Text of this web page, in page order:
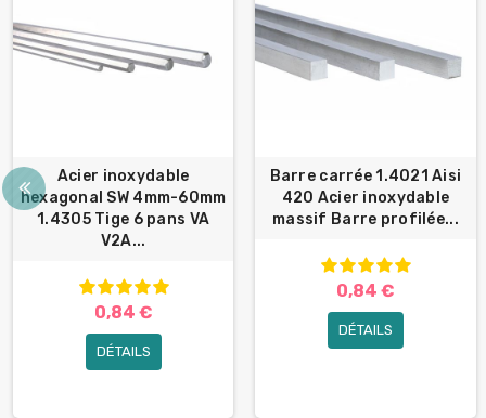
Acier inoxydable
hexagonal SW 4mm-60mm
1.4305 Tige 6 pans VA
V2A...
0,84 €
DÉTAILS
Barre carrée 1.4021 Aisi
420 Acier inoxydable
massif Barre profilée...
0,84 €
DÉTAILS